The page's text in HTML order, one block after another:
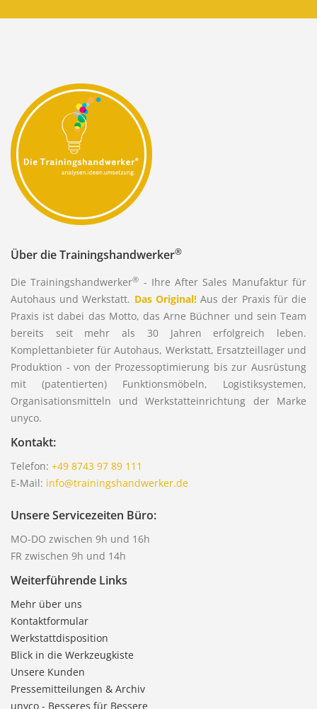
Über die Trainingshandwerker®
Die Trainingshandwerker® - Ihre After Sales Manufaktur für
Autohaus und Werkstatt. Das Original!Aus der Praxis für die
Praxis ist dabei das Motto, das Arne Büchner und sein Team
bereits seit mehr als 30 Jahren erfolgreich leben.
Komplettanbieter für Autohaus, Werkstatt, Ersatzteillager und
Produktion - von der Prozessoptimierung bis zur Ausrüstung
mit (patentierten) Funktionsmöbeln, Logistiksystemen,
Organisationsmitteln und Werkstatteinrichtung der Marke
unyco.
Kontakt:
Telefon: +49 8743 97 89 111
E-Mail: info@trainingshandwerker.de
Unsere Servicezeiten Büro:
MO-DO zwischen 9h und 16h
FR zwischen 9h und 14h
Weiterführende Links
Mehr über uns
Kontaktformular
Werkstattdisposition
Blick in die Werkzeugkiste
Unsere Kunden
Pressemitteilungen & Archiv
unyco - Besseres für Bessere